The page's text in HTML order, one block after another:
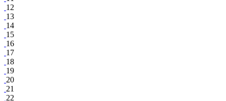
12
13
14
15
16
17
18
19
20
21
22